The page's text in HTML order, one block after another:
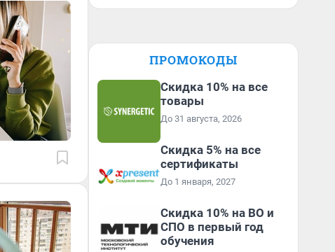
ПРОМОКОДЫ
Скидка 10% на все
товары
До 31 августа, 2026
Скидка 5% на все
сертификаты
До 1 января, 2027
Скидка 10% на ВО и
СПО в первый год
обучения